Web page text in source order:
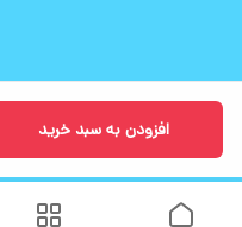
افزودن به سبد خرید